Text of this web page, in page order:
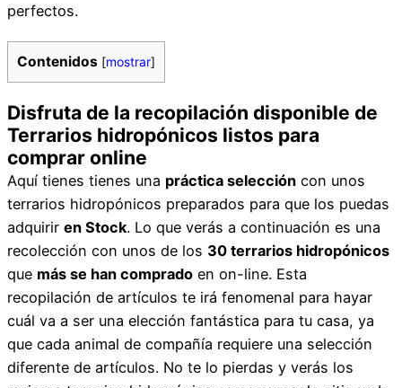
perfectos.
Contenidos [mostrar]
Disfruta de la recopilación disponible de
Terrarios hidropónicos listos para
comprar online
Aquí tienes tienes una práctica selección con unos
terrarios hidropónicos preparados para que los puedas
adquirir en Stock. Lo que verás a continuación es una
recolección con unos de los 30 terrarios hidropónicos
que más se han comprado en on-line. Esta
recopilación de artículos te irá fenomenal para hayar
cuál va a ser una elección fantástica para tu casa, ya
que cada animal de compañía requiere una selección
diferente de artículos. No te lo pierdas y verás los